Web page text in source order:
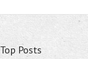
Top Posts